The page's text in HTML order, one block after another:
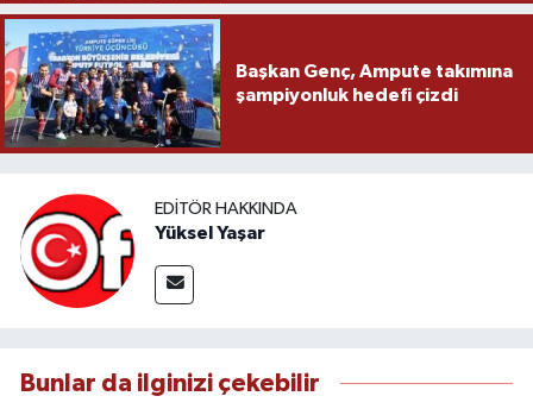
Başkan Genç, Ampute takımına
şampiyonluk hedefi çizdi
EDITÖR HAKKINDA
Yüksel Yaşar
Bunlar da ilginizi çekebilir